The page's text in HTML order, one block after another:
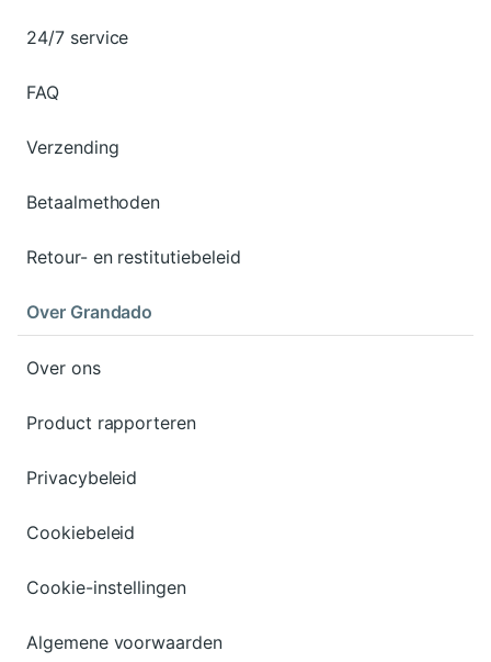
24/7 service
FAQ
Verzending
Betaalmethoden
Retour- en restitutiebeleid
Over Grandado
Over ons
Product rapporteren
Privacybeleid
Cookiebeleid
Cookie-instellingen
Algemene voorwaarden